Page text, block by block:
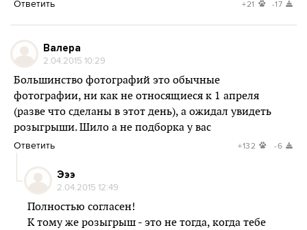
Ответить +21 -17
Валера
2.04.2015 10:29
Большинство фотографий это обычные
фотографии, ни как не относящиеся к 1 апреля
(разве что сделаны в этот день), а ожидал увидеть
розыгрыши. Шило а не подборка у вас
Ответить +132 -6
Эээ
2.04.2015 12:49
Полностью согласен!
К тому же розыгрыш - это не тогда, когда тебе